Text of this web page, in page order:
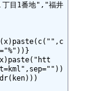
丁目1番地","福井